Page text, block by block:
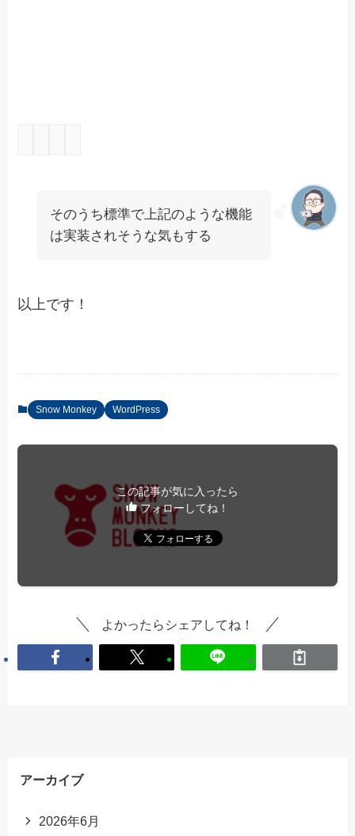
そのうち標準で上記のような機能
は実装されそうな気もする
以上です！
Snow Monkey WordPress
この記事が気に入ったら
フォローしてね！
よかったらシェアしてね！
アーカイブ
2026年6月